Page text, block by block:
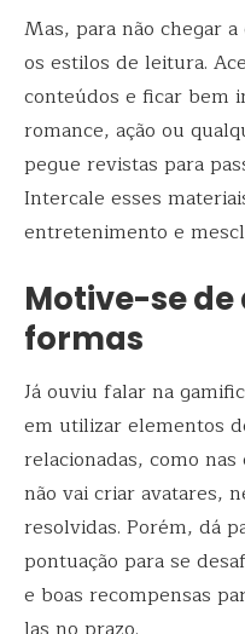
Mas, para não chegar
os estilos de leitura.
conteúdos e ficar bem
romance, ação ou
pegue revistas para
Intercale esses
entretenimento e
Motive-se
formas
Já ouviu falar na
em utilizar elementos
relacionadas, como
não vai criar avatares,
resolvidas. Porém, dá
pontuação para se
e boas recompensas